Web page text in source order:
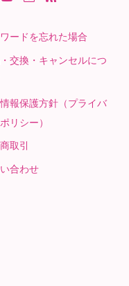
ードを忘れた場合
交換・キャンセルにつ
報保護方針（プライバ
リシー）
取引
合わせ